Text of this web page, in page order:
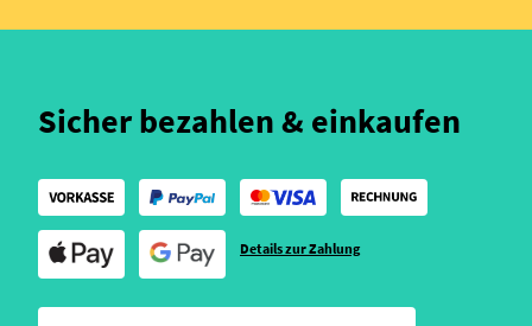
Sicher bezahlen & einkaufen
Details zur Zahlung